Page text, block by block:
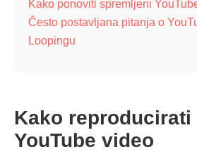
Kako ponoviti spremljeni
Često postavljana pitanja o
Loopingu
Kako
YouTube video